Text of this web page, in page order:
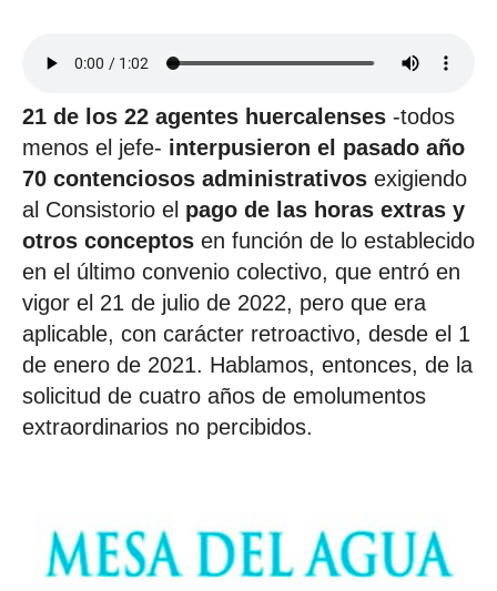
21 de los 22 agentes huercalenses -todos
menos el jefe- interpusieron el pasado año
70 contenciosos administrativos exigiendo
al Consistorio el pago de las horas extras y
otros conceptos en función de lo establecido
en el último convenio colectivo, que entró en
vigor el 21 de julio de 2022, pero que era
aplicable, con carácter retroactivo, desde el 1
de enero de 2021. Hablamos, entonces, de la
solicitud de cuatro años de emolumentos
extraordinarios no percibidos.